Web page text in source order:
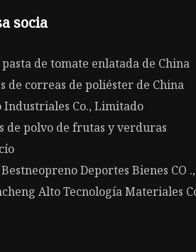
socia
de tomate enlatada de China
de correas de poliéster de China
Industriales Co., Limitado
de polvo de frutas y verduras
Deportes Bienes CO
Alto Tecnología Materiales